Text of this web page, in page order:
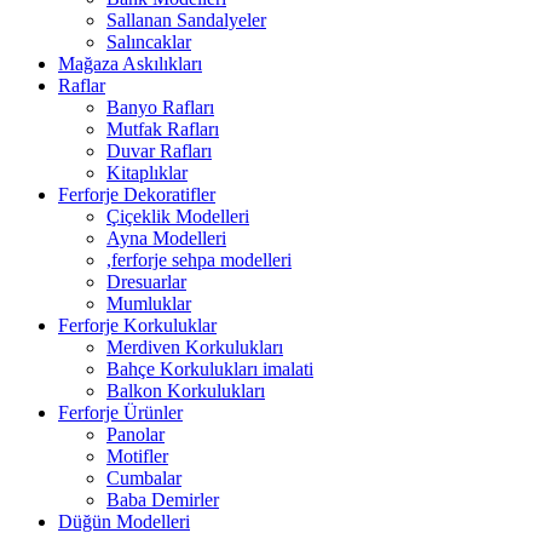
Sallanan Sandalyeler
Salıncaklar
Mağaza Askılıkları
Raflar
Banyo Rafları
Mutfak Rafları
Duvar Rafları
Kitaplıklar
Ferforje Dekoratifler
Çiçeklik Modelleri
Ayna Modelleri
,ferforje sehpa modelleri
Dresuarlar
Mumluklar
Ferforje Korkuluklar
Merdiven Korkulukları
Bahçe Korkulukları imalati
Balkon Korkulukları
Ferforje Ürünler
Panolar
Motifler
Cumbalar
Baba Demirler
Düğün Modelleri